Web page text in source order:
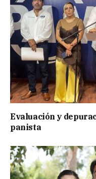
Evaluación y
panista